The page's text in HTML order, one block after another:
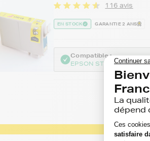
116 avis
EN STOCK GARANTIE 2 ANS
Compatible :
EPSON STYLUS SX 100